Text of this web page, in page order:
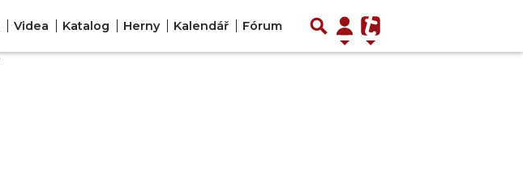
Videa Katalog Herny Kalendář Fórum